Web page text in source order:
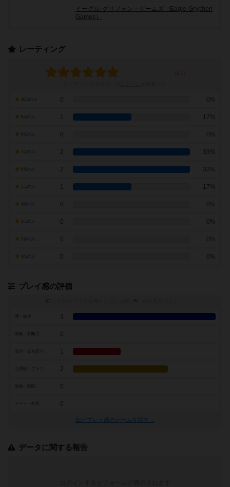
イーグル-グリフォン・ゲームズ（Eagle-Gryphon
Games）
レーティング
0 0%
1 17%
0 0%
7点の人 2 33%
2 33%
1 17%
0 0%
0 0%
0 0%
0 0%
プレイ感の評価
※
3
戦略・判断力 0
1
2
0
アート・外見 0
似たプレイ感のゲームを探す→
データに関する報告